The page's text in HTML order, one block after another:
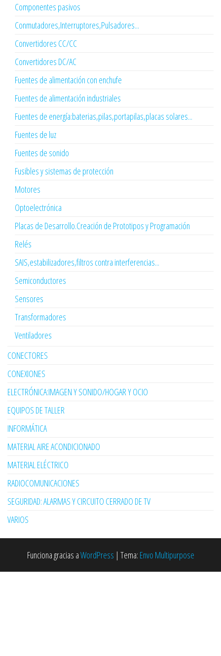
Componentes pasivos
Conmutadores,Interruptores,Pulsadores...
Convertidores CC/CC
Convertidores DC/AC
Fuentes de alimentación con enchufe
Fuentes de alimentación industriales
Fuentes de energía:baterias,pilas,portapilas,placas solares...
Fuentes de luz
Fuentes de sonido
Fusibles y sistemas de protección
Motores
Optoelectrónica
Placas de Desarrollo.Creación de Prototipos y Programación
Relés
SAIS,estabilizadores,filtros contra interferencias...
Semiconductores
Sensores
Transformadores
Ventiladores
CONECTORES
CONEXIONES
ELECTRÓNICA:IMAGEN Y SONIDO/HOGAR Y OCIO
EQUIPOS DE TALLER
INFORMÁTICA
MATERIAL AIRE ACONDICIONADO
MATERIAL ELÉCTRICO
RADIOCOMUNICACIONES
SEGURIDAD: ALARMAS Y CIRCUITO CERRADO DE TV
VARIOS
Funciona gracias aWordPress | Tema: Envo Multipurpose